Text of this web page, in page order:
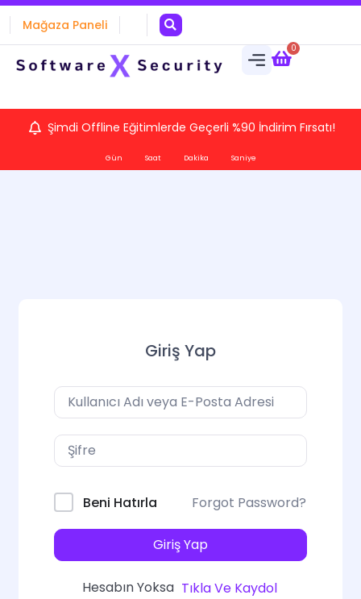
Mağaza Paneli
0
Şimdi Offline Eğitimlerde Geçerli %90 İndirim Fırsatı!
Gün Saat Dakika Saniye
Giriş Yap
Beni Hatırla Forgot Password?
Giriş Yap
Hesabın Yoksa Tıkla Ve Kaydol